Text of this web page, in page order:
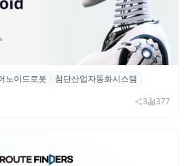
로봇용 ‘MiniMix’ 하이
커넥터 공개
노이드로봇
첨단산업자동화시스템
3 377